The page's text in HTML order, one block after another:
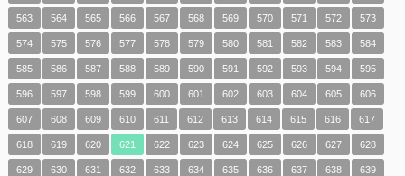
563 564 565 566 567 568 569 570 571 572 573
574 575 576 577 578 579 580 581 582 583 584
585 586 587 588 589 590 591 592 593 594 595
596 597 598 599 600 601 602 603 604 605 606
607 608 609 610 611 612 613 614 615 616 617
618 619 620 621 622 623 624 625 626 627 628
629 630 631 632 633 634 635 636 637 638 639